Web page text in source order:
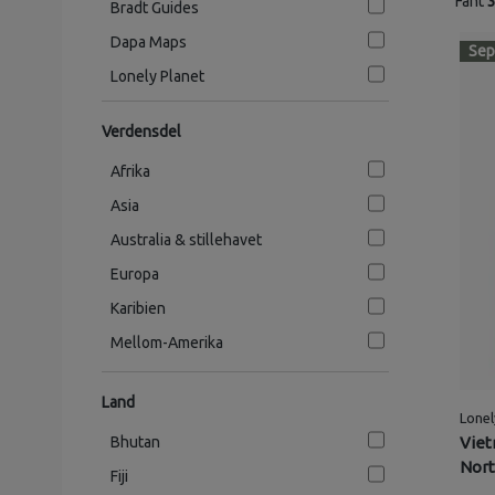
Bradt Guides
Dapa Maps
Lonely Planet
Verdensdel
Afrika
Asia
Australia & stillehavet
Europa
Karibien
Mellom-Amerika
Nord-Amerika
Sør-Amerika
Land
Bhutan
Fiji